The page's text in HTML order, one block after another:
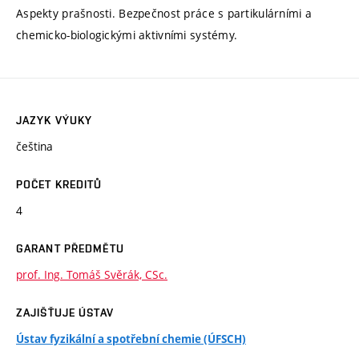
Aspekty prašnosti. Bezpečnost práce s partikulárními a
chemicko-biologickými aktivními systémy.
JAZYK VÝUKY
čeština
POČET KREDITŮ
4
GARANT PŘEDMĚTU
prof. Ing. Tomáš Svěrák, CSc.
ZAJIŠŤUJE ÚSTAV
Ústav fyzikální a spotřební chemie (ÚFSCH)